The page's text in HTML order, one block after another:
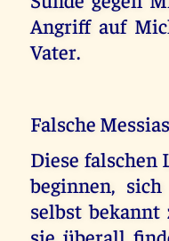
Angriff auf
Vater.
Falsche
Diese falschen
beginnen,
selbst